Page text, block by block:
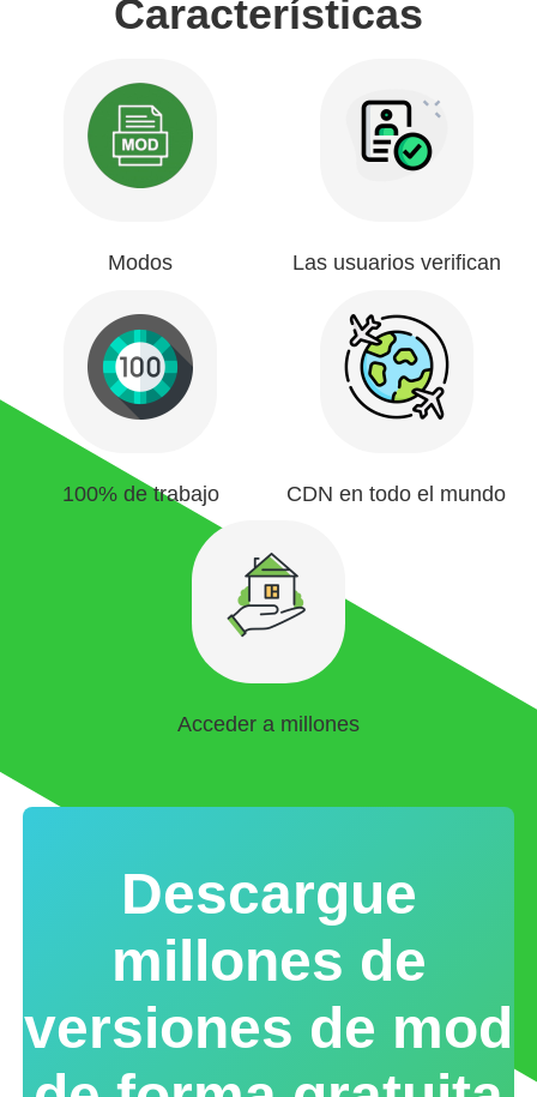
Características
Modos Las usuarios verifican
100% de trabajo CDN en todo el mundo
Acceder a millones
Descargue
millones de
versiones de mod